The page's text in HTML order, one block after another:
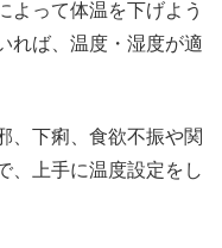
よって体温を下げよう
れば、温度・湿度が適
、下痢、食欲不振や関
、上手に温度設定をし